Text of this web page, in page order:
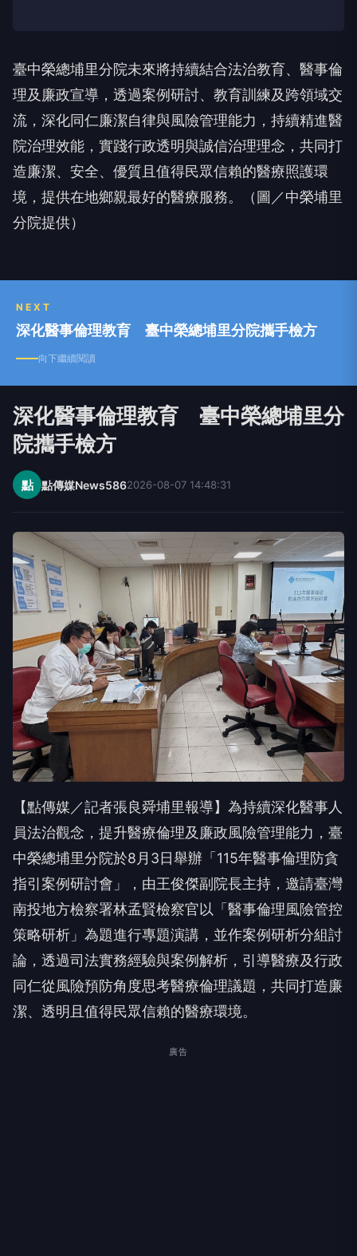
臺中榮總埔里分院未來將持續結合法治教育、醫事倫
理及廉政宣導，透過案例研討、教育訓練及跨領域交
流，深化同仁廉潔自律與風險管理能力，持續精進醫
院治理效能，實踐行政透明與誠信治理理念，共同打
造廉潔、安全、優質且值得民眾信賴的醫療照護環
境，提供在地鄉親最好的醫療服務。（圖／中榮埔里
分院提供）
NEXT
深化醫事倫理教育 臺中榮總埔里分院攜手檢方
向下繼續閱讀
深化醫事倫理教育 臺中榮總埔里分
院攜手檢方
點 點傳媒News5862026-08-07 14:48:31
【點傳媒／記者張良舜埔里報導】為持續深化醫事人
員法治觀念，提升醫療倫理及廉政風險管理能力，臺
中榮總埔里分院於8月3日舉辦「115年醫事倫理防貪
指引案例研討會」，由王俊傑副院長主持，邀請臺灣
南投地方檢察署林孟賢檢察官以「醫事倫理風險管控
策略研析」為題進行專題演講，並作案例研析分組討
論，透過司法實務經驗與案例解析，引導醫療及行政
同仁從風險預防角度思考醫療倫理議題，共同打造廉
潔、透明且值得民眾信賴的醫療環境。
廣告